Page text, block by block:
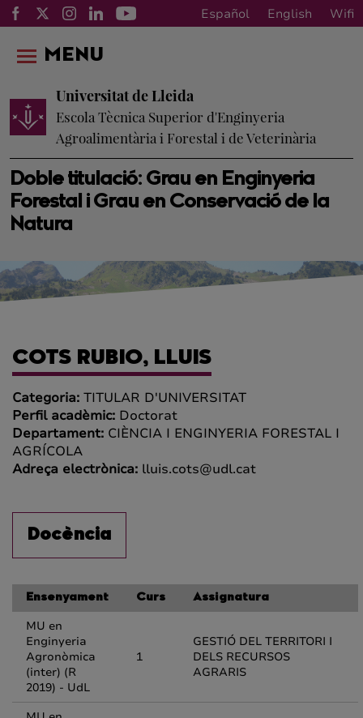
Español English Wifi
Doble titulació: Grau en Enginyeria
Forestal i Grau en Conservació de la
Natura
Universitat de Lleida
Escola Tècnica Superior d'Enginyeria
Agroalimentària i Forestal i de Veterinària
MENU
COTS RUBIO, LLUIS
Categoria: TITULAR D'UNIVERSITAT
Perfil acadèmic: Doctorat
Departament: CIÈNCIA I ENGINYERIA FORESTAL I
AGRÍCOLA
Adreça electrònica: lluis.cots@udl.cat
Docència
Ensenyament Curs Assignatura
MU en
Enginyeria
Agronòmica
(inter) (R
2019) - UdL
1
GESTIÓ DEL TERRITORI I
DELS RECURSOS
AGRARIS